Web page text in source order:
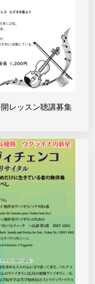
レッスン聴講募集